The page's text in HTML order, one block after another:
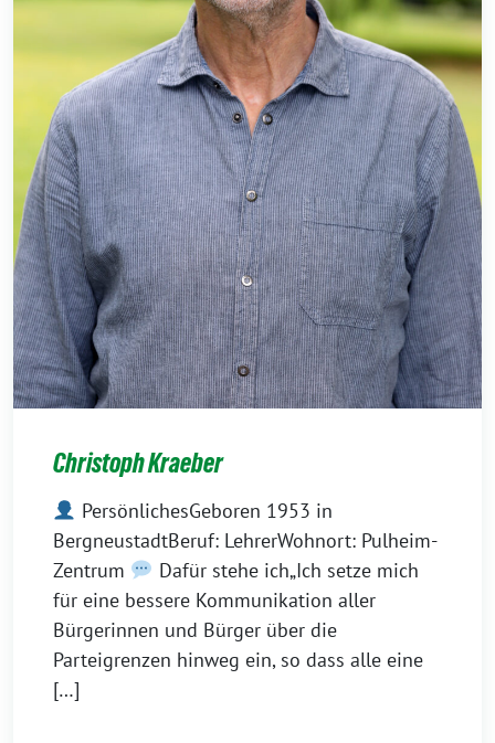
Christoph Kraeber
PersönlichesGeboren 1953 in
BergneustadtBeruf: LehrerWohnort: Pulheim-
Zentrum
Dafür stehe ich„Ich setze mich
für eine bessere Kommunikation aller
Bürgerinnen und Bürger über die
Parteigrenzen hinweg ein, so dass alle eine
[…]